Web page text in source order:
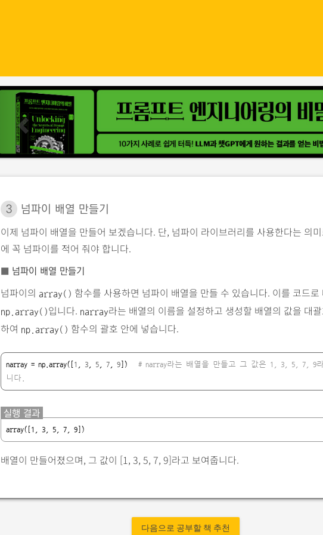
p
r
e
i
o
s
3 넘파이 배열 만들기
이제 넘파이 배열을 만들어 보겠습니다. 단, 넘파이 라이브러리를 사용한다는 의
에 꼭 넘파이를 적어 줘야 합니다.
■넘파이 배열 만들기
넘파이의 array() 함수를 사용하면 넘파이 배열을 만들 수 있습니다. 이를 코드로
np.array()입니다. narray라는 배열의 이름을 설정하고 생성할 배열의 값을 대
하여 np.array() 함수의 괄호 안에 넣습니다.
narray = np.array([ 1 3, 5, 7, 9]) # narray라는 배열을 만들고 그 값은 1, 3, 5, 7, 9
니다.
실행 결과
array([1, 3, 5, 7, 9])
배열이 만들어졌으며, 그 값이 [1, 3, 5, 7, 9]라고 보여줍니다.
다음으로 공부할 책 추천